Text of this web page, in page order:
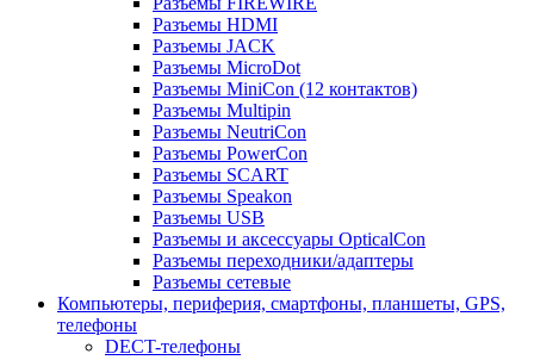
Разъемы HDMI
Разъемы JACK
Разъемы MicroDot
Разъемы MiniCon (12 контактов)
Разъемы Multipin
Разъемы NeutriCon
Разъемы PowerCon
Разъемы SCART
Разъемы Speakon
Разъемы USB
Разъемы и аксессуары OpticalCon
Разъемы переходники/адаптеры
Разъемы сетевые
Компьютеры, периферия, смартфоны, планшеты, GPS,
телефоны
DECT-телефоны